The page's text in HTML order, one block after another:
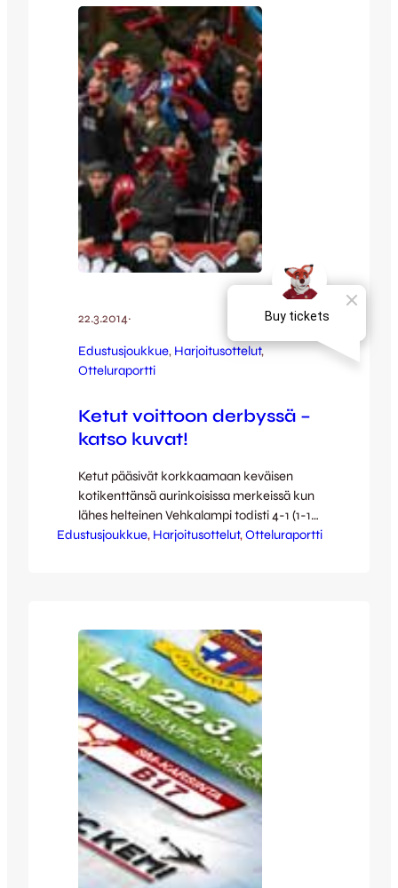
maaleja nähtiin kuitenkin vain yksi,
kun Benno Hanslian kavensi laidaltaan
keskelle ja sivalsi kettupaidat 1-0-
taukojohtoon. FCV:llä oli vielä…
22.3.2014·
Edustusjoukkue, Harjoitusottelut,
Otteluraportti
Ketut voittoon derbyssä –
katso kuvat!
Ketut pääsivät korkkaamaan keväisen
kotikenttänsä aurinkoisissa merkeissä kun
lähes helteinen Vehkalampi todisti 4-1 (1-1)
voittoon päättynyttä harjoitusottelua FC
selvänumeroiseen voittoon. Kettujen
maaleista vastasivat Antto Hilska
ensimmäisellä ja Jasin Abahassine, Janne
Kuhmonen sekä Aleksis Lehtonen toisella
puoliajalla. Kettukuvauksen grand old…
Edustusjoukkue, Harjoitusottelut, Otteluraportti